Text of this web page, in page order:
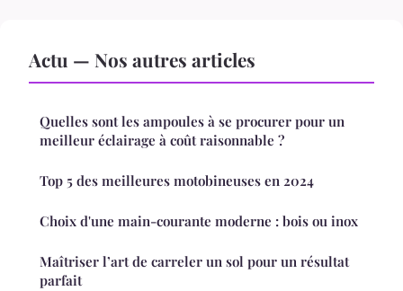
Actu — Nos autres articles
Quelles sont les ampoules à se procurer pour un
meilleur éclairage à coût raisonnable ?
Top 5 des meilleures motobineuses en 2024
Choix d'une main-courante moderne : bois ou inox
Maîtriser l’art de carreler un sol pour un résultat
parfait